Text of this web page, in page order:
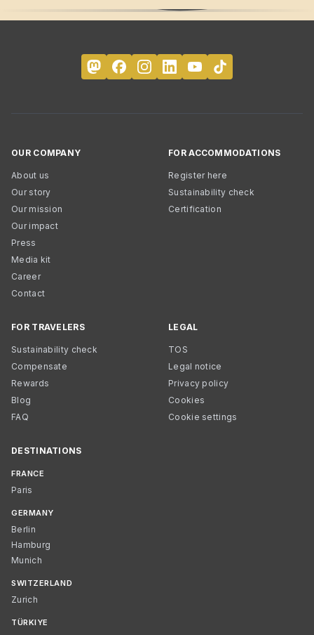
OUR COMPANY
About us
Our story
Our mission
Our impact
Press
Media kit
Career
Contact
FOR ACCOMMODATIONS
Register here
Sustainability check
Certification
FOR TRAVELERS
Sustainability check
Compensate
Rewards
Blog
FAQ
LEGAL
TOS
Legal notice
Privacy policy
Cookies
Cookie settings
DESTINATIONS
FRANCE
Paris
GERMANY
Berlin
Hamburg
Munich
SWITZERLAND
Zurich
TÜRKIYE